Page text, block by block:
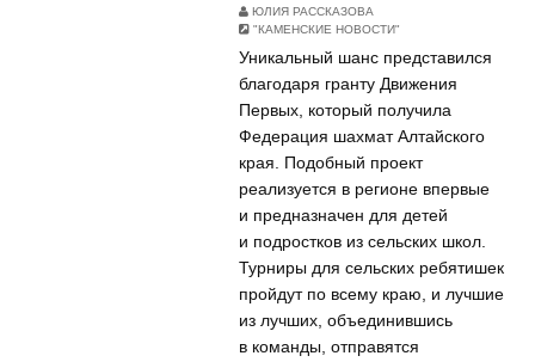
ЮЛИЯ РАССКАЗОВА
"КАМЕНСКИЕ НОВОСТИ"
Уникальный шанс представился
благодаря гранту Движения
Первых, который получила
Федерация шахмат Алтайского
края. Подобный проект
реализуется в регионе впервые
и предназначен для детей
и подростков из сельских школ.
Турниры для сельских ребятишек
пройдут по всему краю, и лучшие
из лучших, объединившись
в команды, отправятся